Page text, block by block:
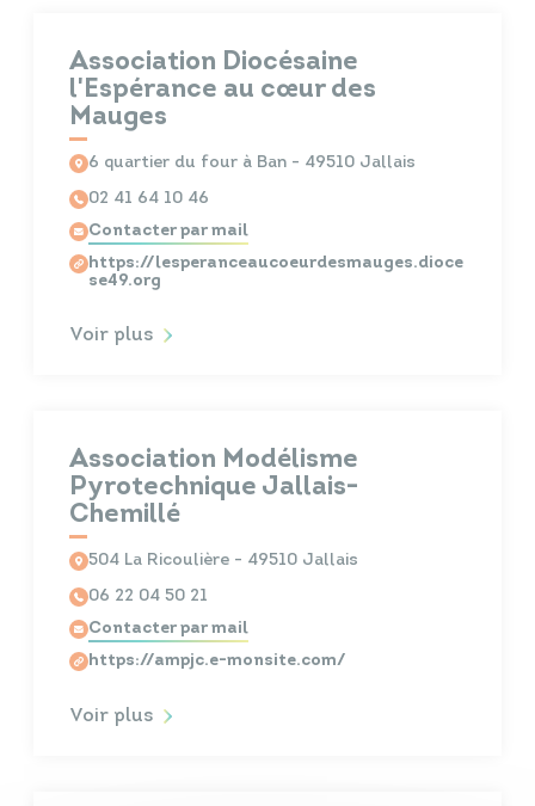
Association Diocésaine
l'Espérance au cœur des
Mauges
6 quartier du four à Ban - 49510 Jallais
02 41 64 10 46
Contacter par mail
https://lesperanceaucoeurdesmauges.dioce
se49.org
Voir plus
Association Modélisme
Pyrotechnique Jallais-
Chemillé
504 La Ricoulière - 49510 Jallais
06 22 04 50 21
Contacter par mail
https://ampjc.e-monsite.com/
Voir plus